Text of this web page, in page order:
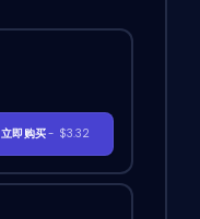
立即购买- $3.32